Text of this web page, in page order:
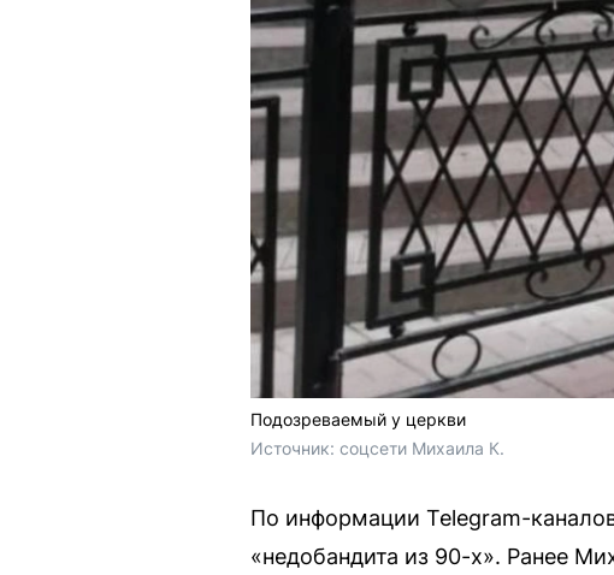
Подозреваемый у церкви
Источник: соцсети Михаила К.
По информации Telegram-
«недобандита из 90-х». Ранее